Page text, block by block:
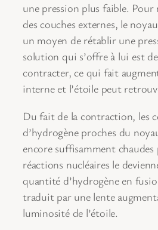
une pression plus faible. Pour
des couches externes, le
un moyen de rétablir une
solution qui s’offre à lui est
contracter, ce qui fait
interne et l’étoile peut
Du fait de la contraction, les
d’hydrogène proches du
encore suffisamment
réactions nucléaires le
quantité d’hydrogène en
traduit par une lente
luminosité de l’étoile.